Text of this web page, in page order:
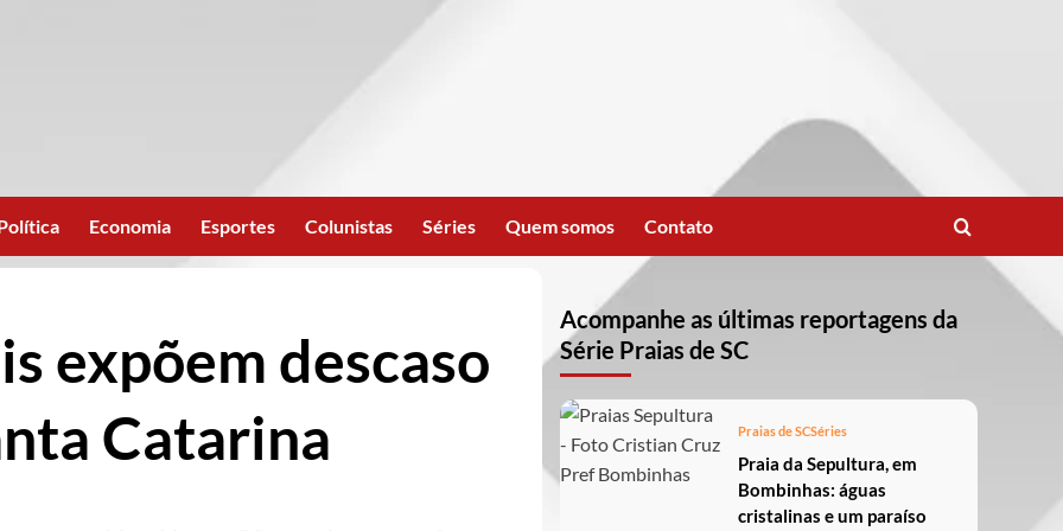
Economia Esportes Colunistas Séries Quem somos Contato
expõem descaso
Catarina
Acompanhe as últimas reportagens da
Série Praias de SC
Praias de SCSéries
Praia da Sepultura, em
Bombinhas: águas
cristalinas e um paraíso